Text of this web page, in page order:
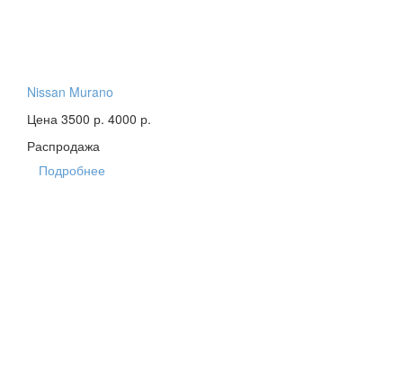
Nissan Murano
Цена 3500 р. 4000 р.
Распродажа
Подробнее